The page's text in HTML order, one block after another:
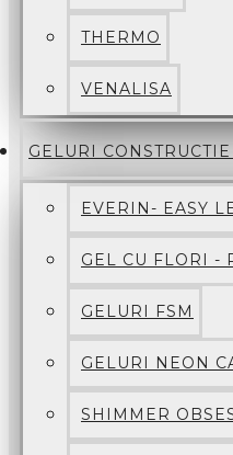
THERMO
VENALISA
GELURI CONSTRUCTIE
EVERIN- EASY
GEL CU FLORI -
GELURI FSM
GELURI NEON
SHIMMER